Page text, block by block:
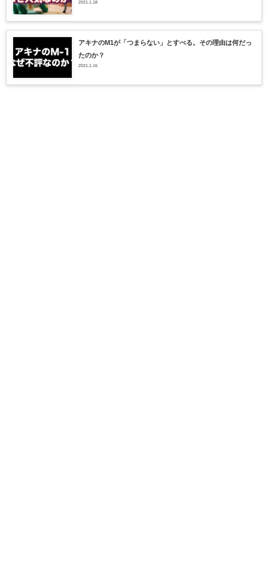
2021.1.18
アキナのM1が「つまらない」とすべる。その理由は何だっ
たのか？
2021.1.16